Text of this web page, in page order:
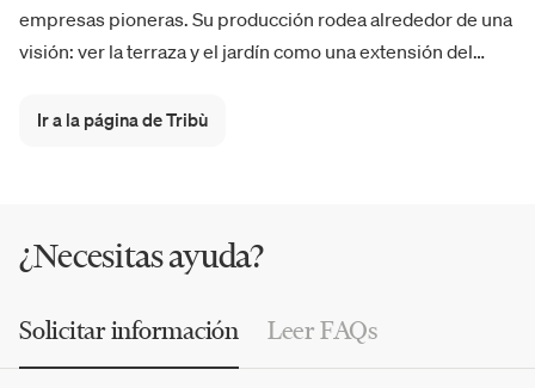
empresas pioneras. Su producción rodea alrededor de una
visión: ver la terraza y el jardín como una extensión del
70 países del mundo con su riquísimo
Ir a la página de Tribù
¿Necesitas ayuda?
Solicitar información Leer FAQs